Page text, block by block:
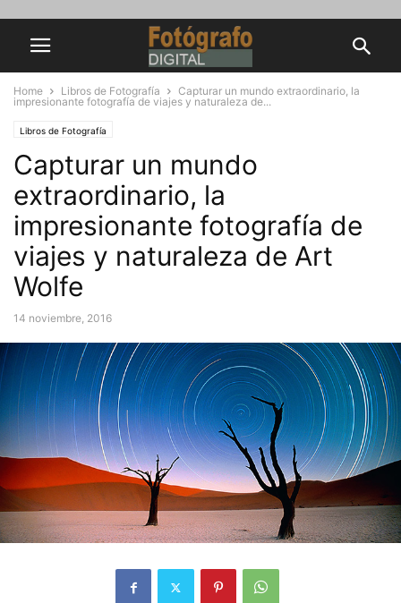
Home Libros de Fotografía
Capturar un mundo extraordinario, la
impresionante fotografía de viajes y naturaleza de...
Libros de Fotografía
Capturar un mundo
extraordinario, la
impresionante fotografía de
viajes y naturaleza de Art
Wolfe
14 noviembre, 2016